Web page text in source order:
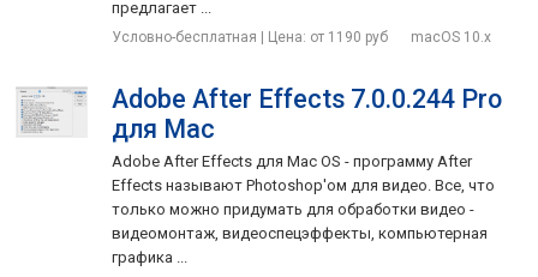
возможность);
регулирование общего звука или каждого канала в
отдельности;
запись напрямую в DV файлы, которые можно сразу
открывать в QuickTime или iMovie;
запись может автоматически делиться на файлы размером
запись по графику, в фоновом режиме;
предлагает ...
Условно-бесплатная | Цена: от 1190 руб macOS 10.x
Adobe After Effects 7.0.0.244 Pro
для Mac
Adobe After Effects для Mac OS - программу After
Effects называют Photoshop'ом для видео. Все, что
только можно придумать для обработки видео -
видеомонтаж, видеоспецэффекты, компьютерная
графика ...